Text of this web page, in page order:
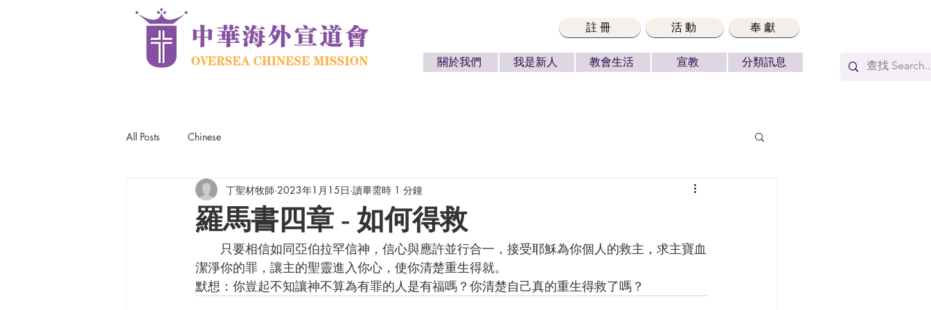
註冊 活動 奉獻
關於我們 我是新人 教會生活 宣教 分類訊息
All Posts Chinese
羅馬書四章 - 如何得救
丁聖材牧師 2023年1月15日 讀畢需時 1 分鐘
潔淨你的罪，讓主的聖靈進入你心，使你清楚重生得就。
默想：你豈起不知讓神不算為有罪的人是有福嗎？你清楚自己真的重生得救了嗎？